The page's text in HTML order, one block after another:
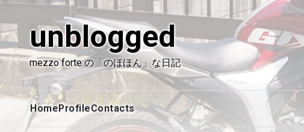
容
を
ス
ッ
unblogged
mezzo forte の「のほほん」な日記
HomeProfileContacts